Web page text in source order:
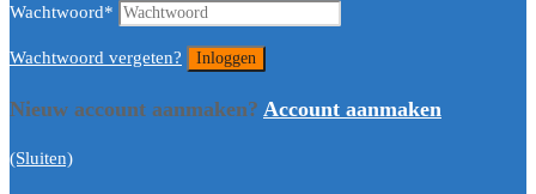
Wachtwoord*
Wachtwoord vergeten?
Nieuw account aanmaken? Account aanmaken
(Sluiten)